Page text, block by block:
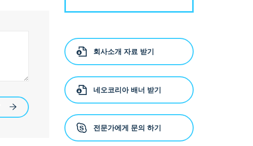
회사소개 자료 받기
네오코리아 배너 받기
전문가에게 문의 하기